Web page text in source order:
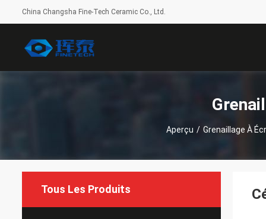
China Changsha Fine-Tech Ceramic Co., Ltd.
Aperçu / Grenaillage À
Tous Les Produits